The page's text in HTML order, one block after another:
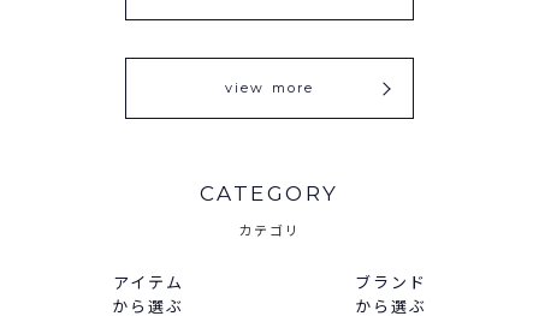
view more
CATEGORY
カテゴリ
アイテム
から選ぶ
ブランド
から選ぶ